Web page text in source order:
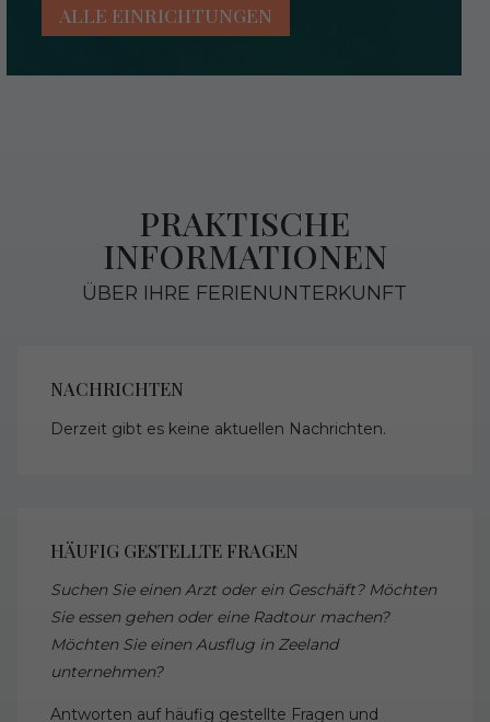
ALLE EINRICHTUNGEN
PRAKTISCHE
INFORMATIONEN
ÜBER IHRE FERIENUNTERKUNFT
NACHRICHTEN
Derzeit gibt es keine aktuellen Nachrichten.
HÄUFIG GESTELLTE FRAGEN
Suchen Sie einen Arzt oder ein Geschäft? Möchten
Sie essen gehen oder eine Radtour machen?
Möchten Sie einen Ausflug in Zeeland
unternehmen?
Antworten auf häufig gestellte Fragen und